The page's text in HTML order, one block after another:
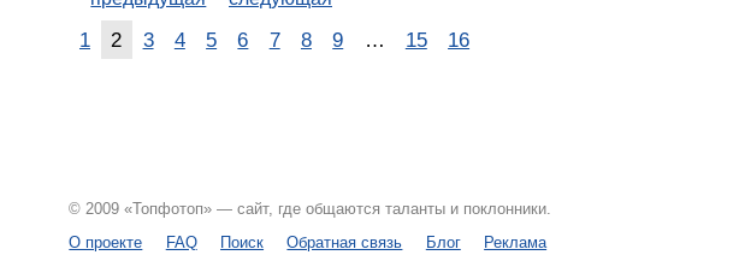
1 2 3 4 5 6 7 8 9 … 15 16
© 2009 «Топфотоп» — сайт, где общаются таланты и поклонники.
О проекте
FAQ Поиск Обратная связь Блог Реклама